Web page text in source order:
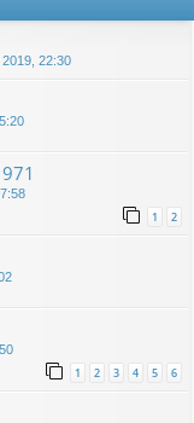
22:30
1 2
1 2 3 4 5 6